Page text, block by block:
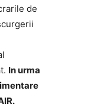
de
In urma